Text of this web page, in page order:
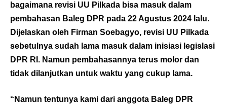
bagaimana revisi UU Pilkada bisa masuk dalam
pembahasan Baleg DPR pada 22 Agustus 2024 lalu.
Dijelaskan oleh Firman Soebagyo, revisi UU Pilkada
sebetulnya sudah lama masuk dalam inisiasi legislasi
DPR RI. Namun pembahasannya terus molor dan
tidak dilanjutkan untuk waktu yang cukup lama.
“Namun tentunya kami dari anggota Baleg DPR